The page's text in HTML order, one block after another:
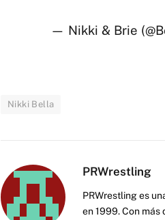
— Nikki & Brie
Nikki Bella
PRWrestling
PRWrestling es
en 1999. Con